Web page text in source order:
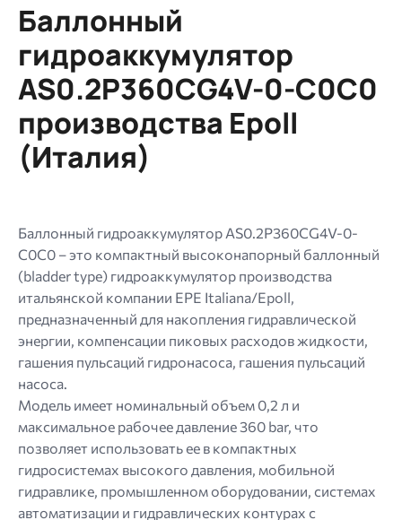
МБ.
типы:
gif
jpg
jpeg
png.
Баллонный
гидроаккумулятор
AS0.2P360CG4V-0-C0C0
производства Epoll
(Италия)
Баллонный гидроаккумулятор AS0.2P360CG4V-0-
C0C0 – это компактный высоконапорный баллонный
(bladder type) гидроаккумулятор производства
итальянской компании EPE Italiana/Epoll,
предназначенный для накопления гидравлической
энергии, компенсации пиковых расходов жидкости,
гашения пульсаций гидронасоса, гашения пульсаций
насоса.
Модель имеет номинальный объем 0,2 л и
максимальное рабочее давление 360 bar, что
позволяет использовать ее в компактных
гидросистемах высокого давления, мобильной
гидравлике, промышленном оборудовании, системах
автоматизации и гидравлических контурах с